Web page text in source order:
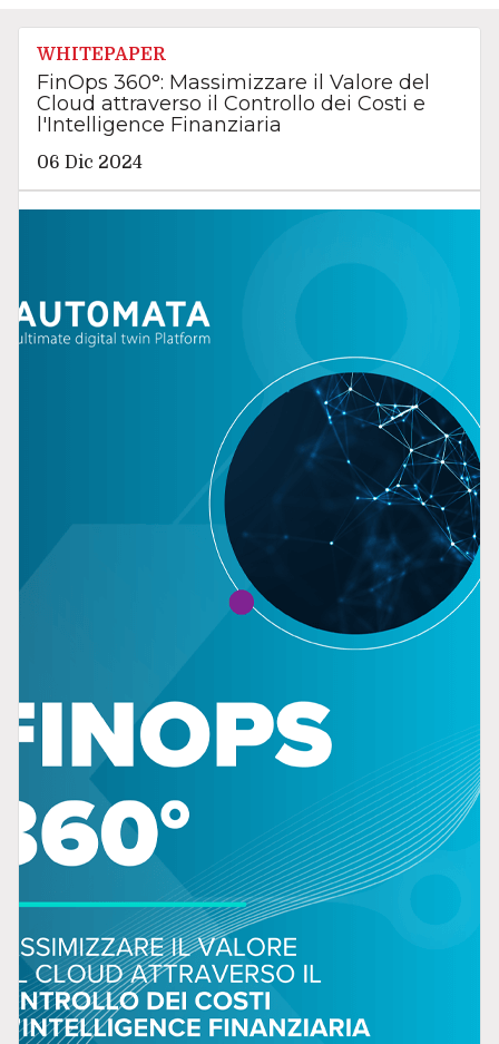
WHITEPAPER
FinOps 360°: Massimizzare il Valore del
Cloud attraverso il Controllo dei Costi e
l'Intelligence Finanziaria
06 Dic 2024